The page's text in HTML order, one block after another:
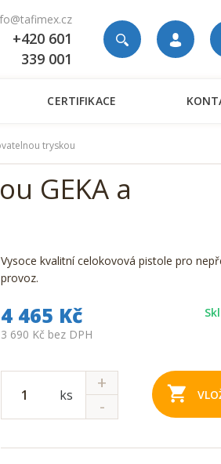
+420 601
339 001
CERTIFIKACE
tryskou
GEKA a
Vysoce kvalitní celokovová pistole pro
provoz.
4 465 Kč
3 690 Kč bez DPH
ks